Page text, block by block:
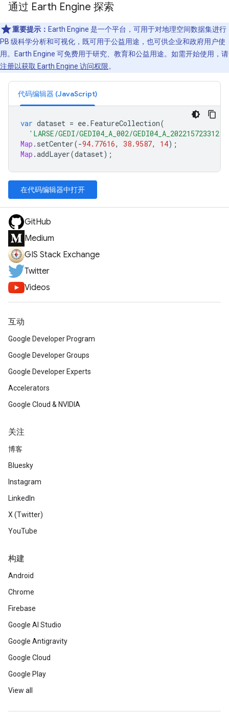
通过 Earth Engine 探索
重要提示： Earth Engine 是一个平台，可用于对地理空间数据集进行
PB 级科学分析和可视化，既可用于公益用途，也可供企业和政府用户使
用。Earth Engine 可免费用于研究、教育和公益用途。如需开始使用，请
注册以获取 Earth Engine 访问权限。
代码编辑器 (JavaScript)
var dataset = ee. FeatureCollection(
'LARSE/GEDI/GEDI04_A_002/
Map . setCenter(-94.77616, 38.9587, 14);
Map .addLayer(dataset);
在代码编辑器中打开
GitHub
Medium
GIS Stack Exchange
Twitter
Videos
互动
Google Developer Program
Google Developer Groups
Google Developer Experts
Accelerators
Google Cloud & NVIDIA
关注
博客
Bluesky
Instagram
LinkedIn
X (Twitter)
YouTube
构建
Android
Chrome
Firebase
Google AI Studio
Google Antigravity
Google Cloud
Google Play
View all